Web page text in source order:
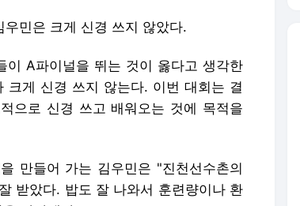
받았다. 밥도 잘 나와서 훈련량이나 환
나타냈다.
닌 배영 100ｍ에도 출전할 계획이라고
남자 100ｍ에서 2위를 차지하고, 그 대